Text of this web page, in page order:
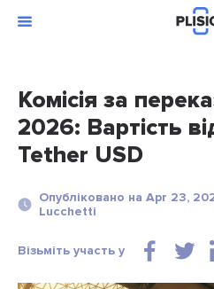
Комісія за
2026: Вартість
Tether USD
Опубліковано на Apr 23,
Lucchetti
Візьміть участь у